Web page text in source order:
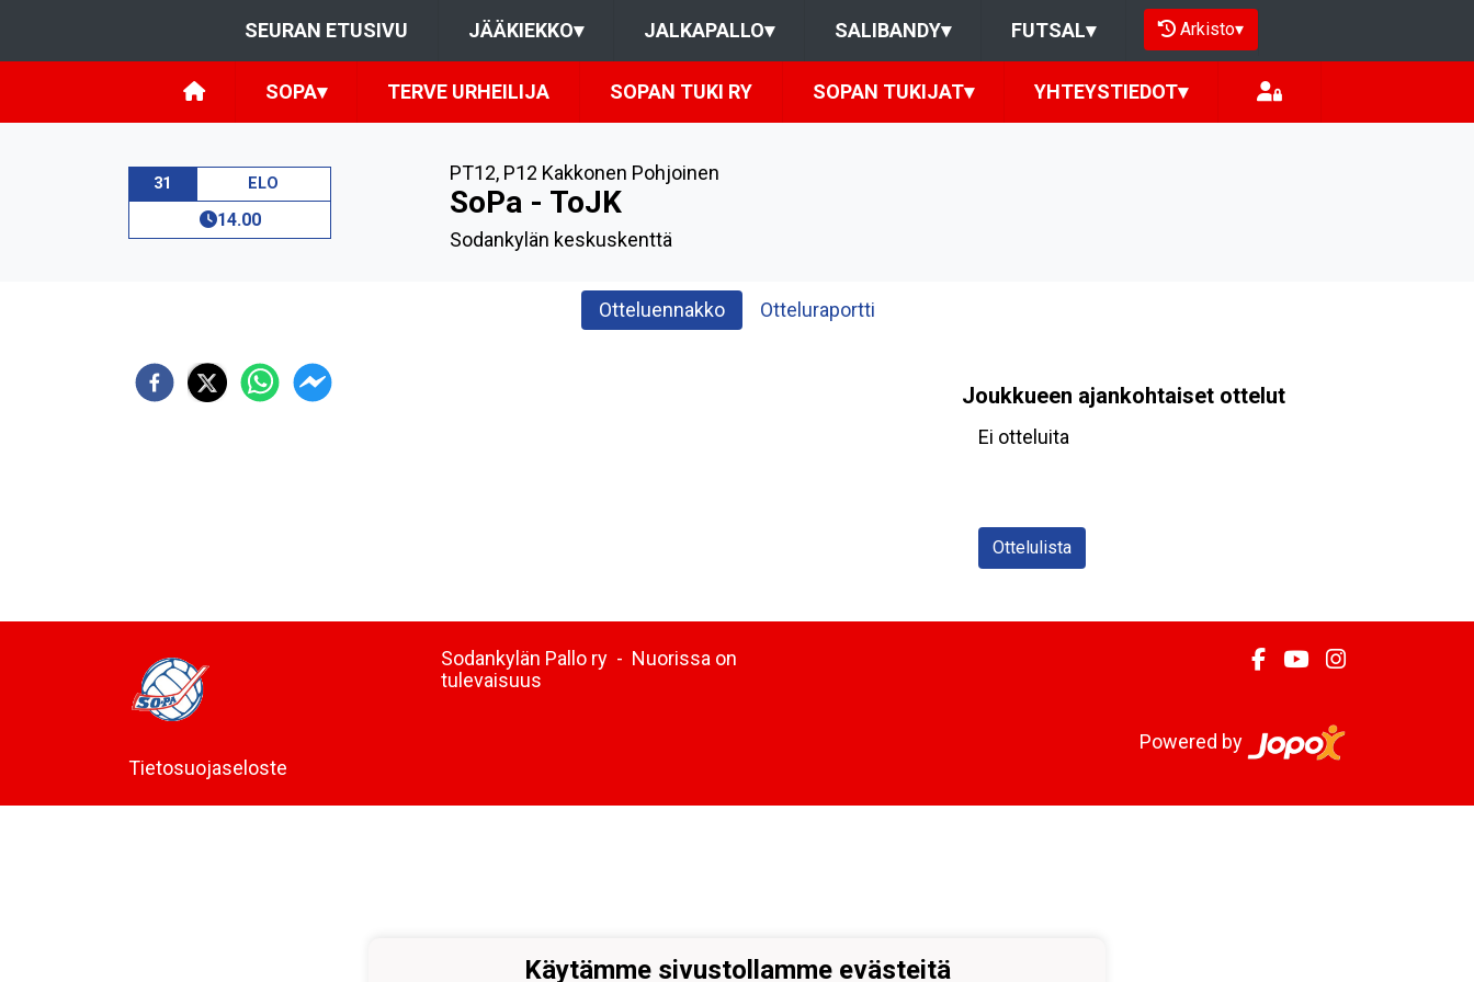
SEURAN ETUSIVU JÄÄKIEKKO▾ JALKAPALLO▾ SALIBANDY▾ FUTSAL▾ Arkisto▾
SOPA▾ TERVE URHEILIJA SOPAN TUKI RY SOPAN TUKIJAT▾ YHTEYSTIEDOT▾
31 ELO
14.00
PT12, P12 Kakkonen Pohjoinen
SoPa - ToJK
Sodankylän keskuskenttä
Otteluennakko Otteluraportti
Joukkueen ajankohtaiset ottelut
Ei otteluita
Ottelulista
Tietosuojaseloste
Sodankylän Pallo ry - Nuorissa on
tulevaisuus
Powered by
Käytämme sivustollamme evästeitä